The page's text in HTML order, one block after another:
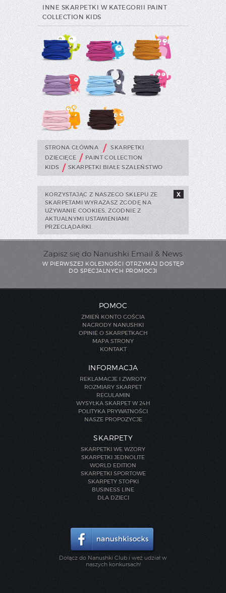
INNE SKARPETKI W KATEGORII PAINT
COLLECTION KIDS
STRONA GŁÓWNA /
SKARPETKI
DZIECIĘCE / PAINT COLLECTION
KIDS / SKARPETKI BIAŁE SZALEŃSTWO
KORZYSTAJĄC Z NASZEGO SKLEPU ZE
SKARPETAMI WYRAŻASZ ZGODĘ NA
UŻYWANIE COOKIES, ZGODNIE Z
AKTUALNYMI USTAWIENIAMI
PRZEGLĄDARKI.
X
Zapisz się do Nanushki Email & News
W PIERWSZEJ KOLEJNOŚCI OTRZYMAJ DOSTĘP
DO SPECJALNYCH PROMOCJI
POMOC
ZMIEŃ KONTO GOŚCIA
NAGRODY NANUSHKI
OPINIE O SKARPETKACH
MAPA STRONY
KONTAKT
INFORMACJA
REKLAMACJE I ZWROTY
ROZMIARY SKARPET
REGULAMIN
WYSYŁKA SKARPET W 24H
POLITYKA PRYWATNOŚCI
NASZE PROPOZYCJE
SKARPETY
SKARPETKI WE WZORY
SKARPETKI JEDNOLITE
WORLD EDITION
SKARPETKI SPORTOWE
SKARPETY STOPKI
BUSINESS LINE
DLA DZIECI
Dołącz do Nanushki Club i weź udział w
naszych konkursach!